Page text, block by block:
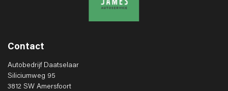
Contact
Autobedrijf Daatselaar
Siliciumweg 95
3812 SW Amersfoort